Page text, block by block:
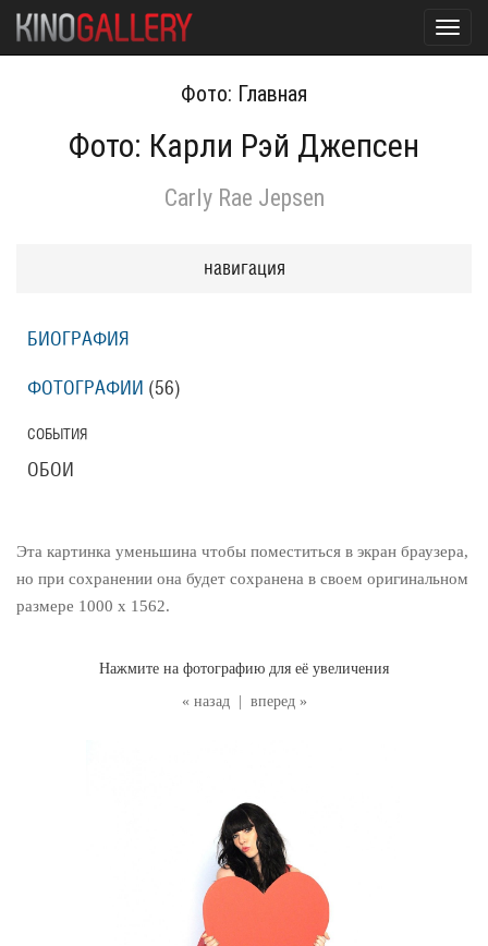
Фото: Главная
Фото: Карли Рэй Джепсен
Carly Rae Jepsen
« назад вперед »
Нажмите на фотографию для её увеличения
Эта картинка уменьшина чтобы поместиться в экран браузера,
но при сохранении она будет сохранена в своем оригинальном
размере 1000 x 1562.
навигация
БИОГРАФИЯ
ФОТОГРАФИИ (56)
СОБЫТИЯ
ОБОИ